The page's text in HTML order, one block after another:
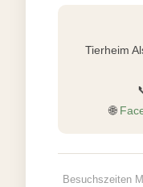
Tierheim
🌐
Besuchszeiten